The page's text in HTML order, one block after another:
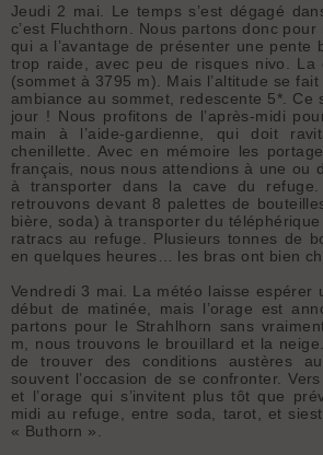
Jeudi 2 mai. Le temps s’est dégagé
c’est Fluchthorn. Nous partons donc
qui a l’avantage de présenter une pente
trop raide, avec peu de risques nivo. La
(sommet à 3795 m). Mais l’altitude se
ambiance au sommet, redescente 5*. Ce
jour ! Nous profitons de l’après-midi
main à l’aide-gardienne, qui doit
chenillette. Avec en mémoire les
français, nous nous attendions à une ou
à transporter dans la cave du
retrouvons devant 8 palettes de
bière, soda) à transporter du
ratracs au refuge. Plusieurs tonnes de
en quelques heures… les bras ont bien
Vendredi 3 mai. La météo laisse espérer
début de matinée, mais l’orage est
partons pour le Strahlhorn sans
m, nous trouvons le brouillard et la
de trouver des conditions austères
souvent l’occasion de se confronter.
et l’orage qui s’invitent plus tôt que
midi au refuge, entre soda, tarot, et
« Buthorn ».